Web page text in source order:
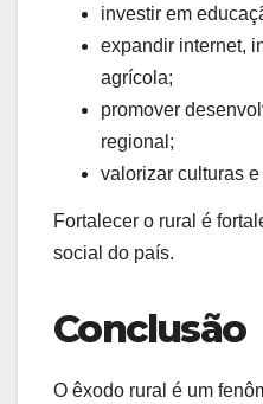
investir em
expandir internet,
agrícola;
promover
regional;
valorizar culturas
Fortalecer o rural é
social do país.
Conclusão
O êxodo rural é um